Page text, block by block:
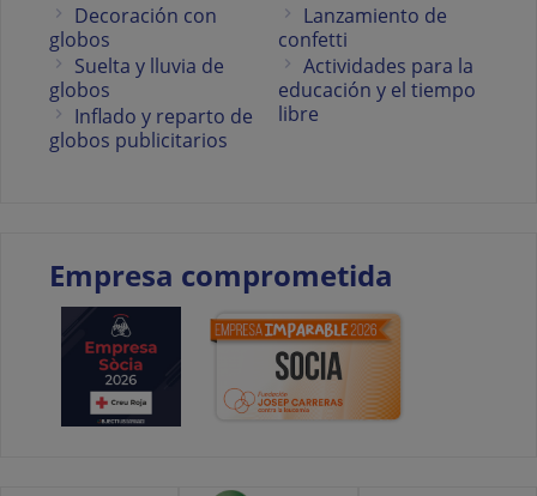
Decoración con
globos
Suelta y lluvia de
globos
Inflado y reparto de
globos publicitarios
Lanzamiento de
confetti
Actividades para la
educación y el tiempo
libre
Empresa comprometida